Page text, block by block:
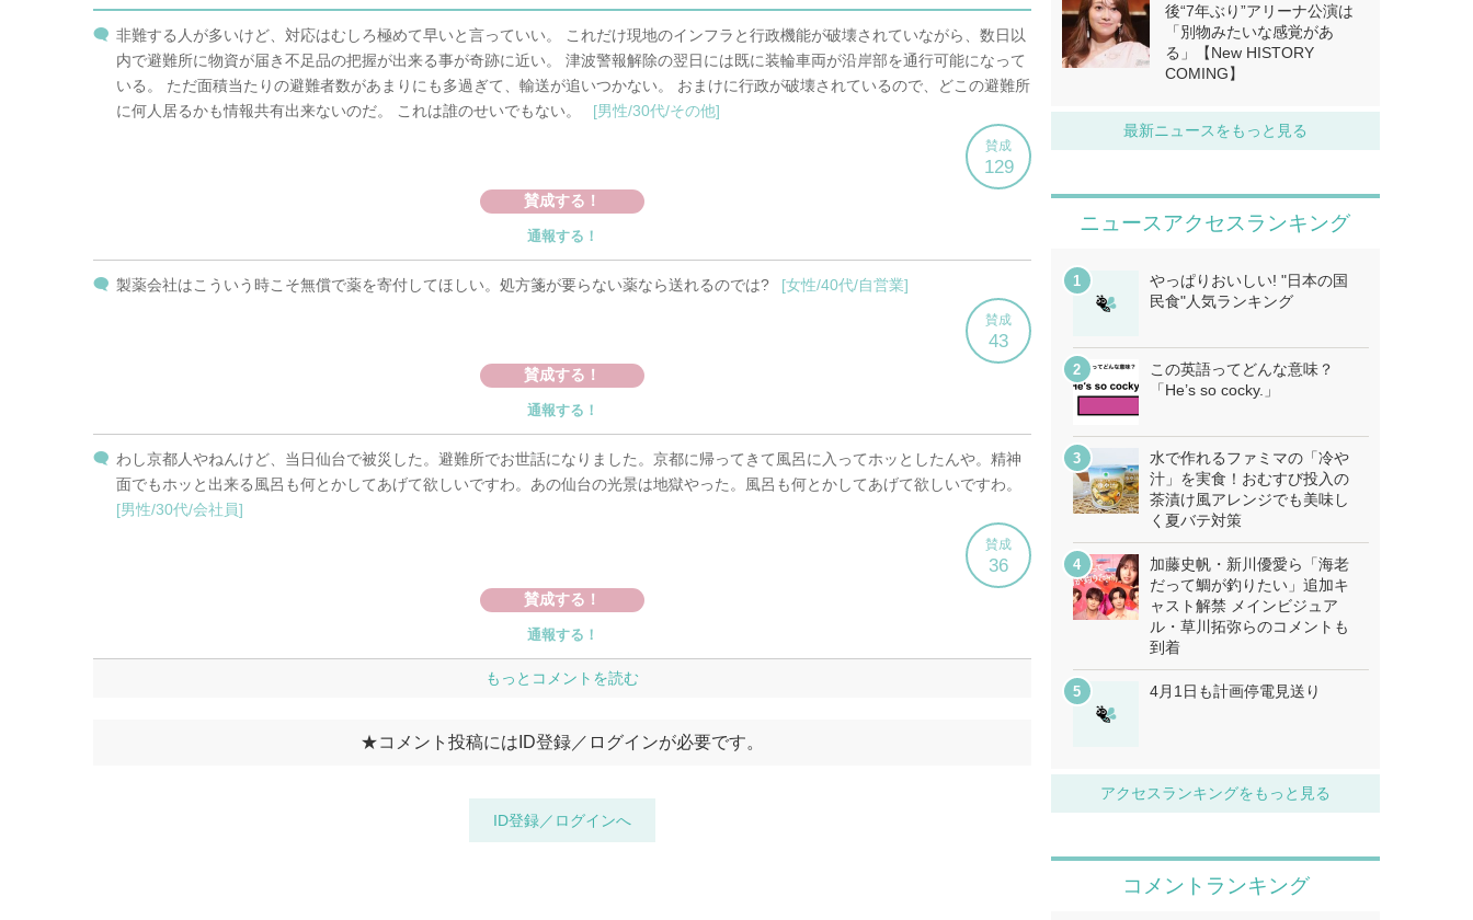
後“7年ぶり”アリーナ公演は
「別物みたいな感覚があ
る」【New HISTORY
COMING】
最新ニュースをもっと見る
ニュースアクセスランキング
やっぱりおいしい! "日本の国
民食"人気ランキング
この英語ってどんな意味？
「He’s so cocky.」
水で作れるファミマの「冷や
汁」を実食！おむすび投入の
茶漬け風アレンジでも美味し
く夏バテ対策
加藤史帆・新川優愛ら「海老
だって鯛が釣りたい」追加キ
ャスト解禁 メインビジュア
ル・草川拓弥らのコメントも
到着
4月1日も計画停電見送り
アクセスランキングをもっと見る